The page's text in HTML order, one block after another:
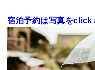
宿泊予約は写真を